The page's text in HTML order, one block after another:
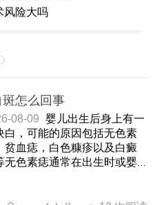
风险大吗
怎么回事
08-09 婴儿出生后身上有一
白，可能的原因包括无色素
贫血痣，白色糠疹以及白癜
无色素痣通常在出生时或婴